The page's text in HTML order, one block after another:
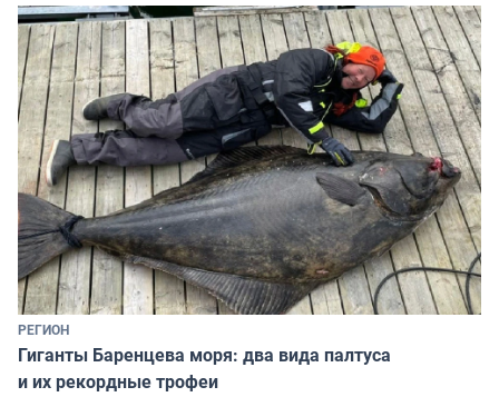
РЕГИОН
Гиганты Баренцева моря: два вида палтуса
и их рекордные трофеи